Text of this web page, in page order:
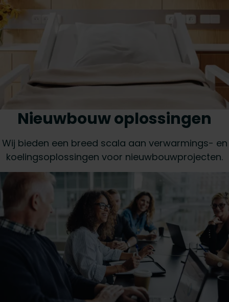
Nieuwbouw oplossingen
Wij bieden een breed scala aan verwarmings- en
koelingsoplossingen voor nieuwbouwprojecten.